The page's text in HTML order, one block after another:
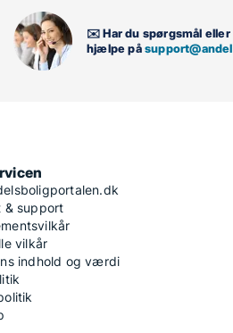
✉️ Har du spørgsmål eller brug for
hjælpe på
& support
vilkår
indhold og værdi